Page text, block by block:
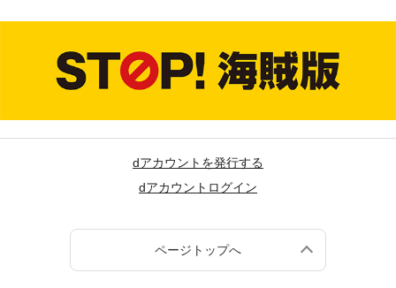
dアカウントを発行する
dアカウントログイン
ページトップへ